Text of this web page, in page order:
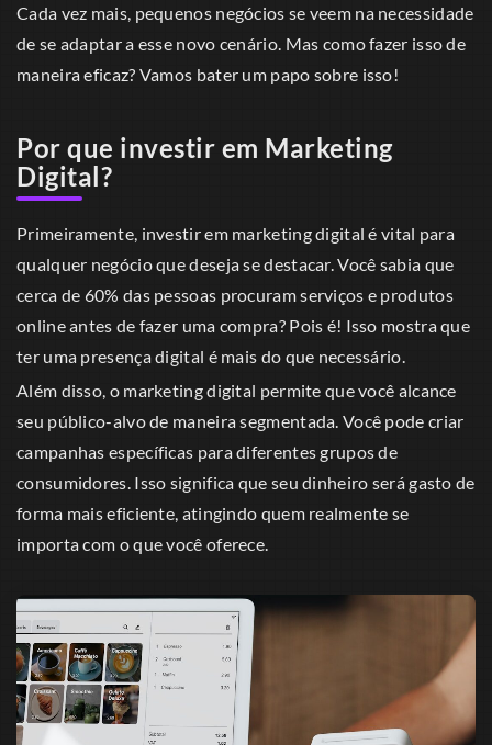
Cada vez mais, pequenos negócios se veem na necessidade
de se adaptar a esse novo cenário. Mas como fazer isso de
maneira eficaz? Vamos bater um papo sobre isso!
Por que investir em Marketing
Digital?
Primeiramente, investir em marketing digital é vital para
qualquer negócio que deseja se destacar. Você sabia que
cerca de 60% das pessoas procuram serviços e produtos
online antes de fazer uma compra? Pois é! Isso mostra que
ter uma presença digital é mais do que necessário.
Além disso, o marketing digital permite que você alcance
seu público-alvo de maneira segmentada. Você pode criar
campanhas específicas para diferentes grupos de
consumidores. Isso significa que seu dinheiro será gasto de
forma mais eficiente, atingindo quem realmente se
importa com o que você oferece.